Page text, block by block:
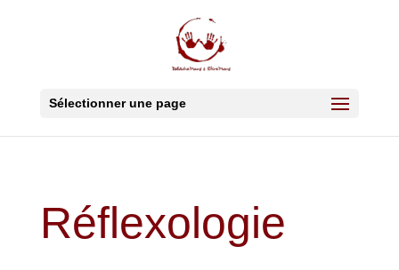
Sélectionner une page
Réflexologie